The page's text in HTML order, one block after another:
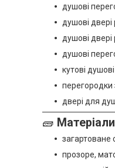
душові
душові двері
душові двері
душові
кутові
перегородки
двері для
🧱
загартоване
прозоре,